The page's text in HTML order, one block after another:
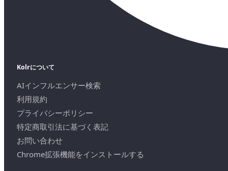
Kolrについて
AIインフルエンサー検索
利用規約
プライバシーポリシー
特定商取引法に基づく表記
お問い合わせ
Chrome拡張機能をインストールする